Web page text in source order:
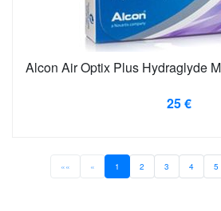
Alcon Air Optix Plus Hydraglyde
25 €
«« « 1 2 3 4 5